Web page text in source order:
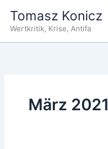
Inhalt
springen
Tomasz Konicz
Wertkritik, Krise, Antifa
März 2021